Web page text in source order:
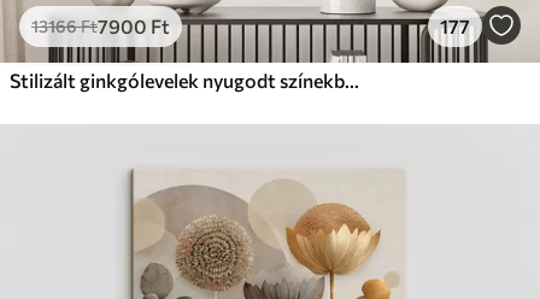
Tól12405Ft
✓Élénk, gazdag színek
✓Fakulásálló
Környezetbarát anyag
13166Ft7900 Ft 177
Stilizált ginkgólevelek nyugodt színekben